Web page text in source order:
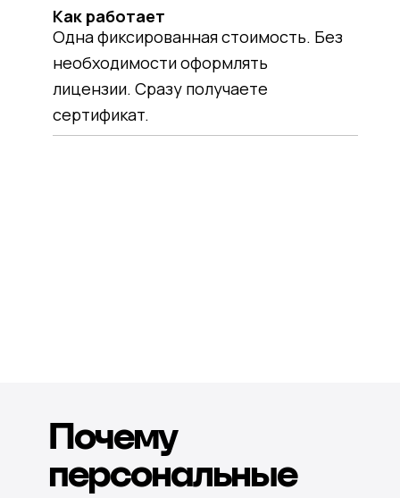
Как работает
Одна фиксированная стоимость. Без
необходимости оформлять
лицензии. Сразу получаете
сертификат.
Почему
персональные